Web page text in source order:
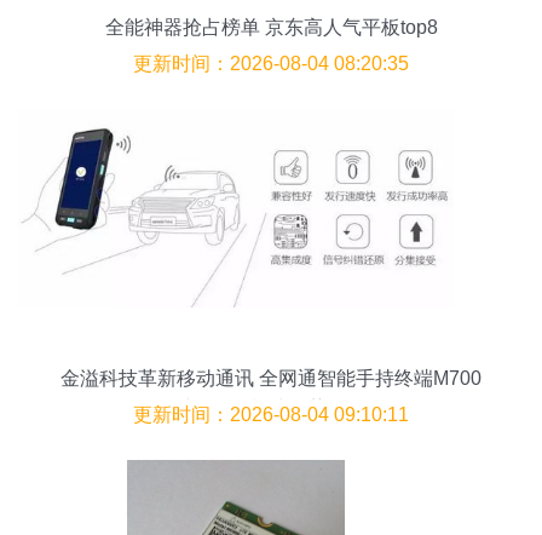
全能神器抢占榜单 京东高人气平板top8
更新时间：2026-08-04 08:20:35
金溢科技革新移动通讯 全网通智能手持终端M700
携3G/4G模块强势登场
更新时间：2026-08-04 09:10:11